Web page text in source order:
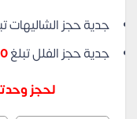
جدية حجز الشاليهات
جدية حجز الفلل تبلغ
لحجز